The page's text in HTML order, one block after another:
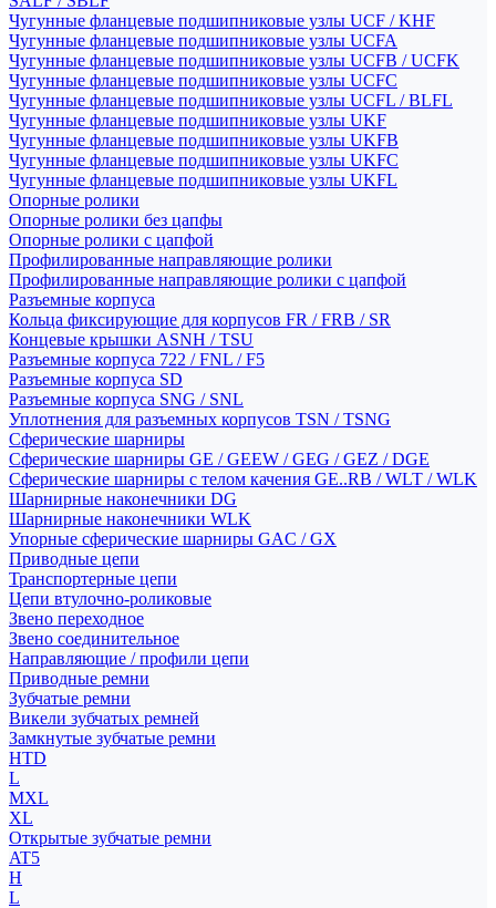
Чугунные фланцевые подшипниковые узлы UCF / KHF
Чугунные фланцевые подшипниковые узлы UCFA
Чугунные фланцевые подшипниковые узлы UCFB / UCFK
Чугунные фланцевые подшипниковые узлы UCFC
Чугунные фланцевые подшипниковые узлы UCFL / BLFL
Чугунные фланцевые подшипниковые узлы UKF
Чугунные фланцевые подшипниковые узлы UKFB
Чугунные фланцевые подшипниковые узлы UKFC
Чугунные фланцевые подшипниковые узлы UKFL
Опорные ролики
Опорные ролики без цапфы
Опорные ролики с цапфой
Профилированные направляющие ролики
Профилированные направляющие ролики с цапфой
Разъемные корпуса
Кольца фиксирующие для корпусов FR / FRB / SR
Концевые крышки ASNH / TSU
Разъемные корпуса 722 / FNL / F5
Разъемные корпуса SD
Разъемные корпуса SNG / SNL
Уплотнения для разъемных корпусов TSN / TSNG
Сферические шарниры
Сферические шарниры GE / GEEW / GEG / GEZ / DGE
Сферические шарниры с телом качения GE..RB / WLT / WLK
Шарнирные наконечники DG
Шарнирные наконечники WLK
Упорные сферические шарниры GAC / GX
Приводные цепи
Транспортерные цепи
Цепи втулочно-роликовые
Звено переходное
Звено соединительное
Направляющие / профили цепи
Приводные ремни
Зубчатые ремни
Викели зубчатых ремней
Замкнутые зубчатые ремни
HTD
L
MXL
XL
Открытые зубчатые ремни
AT5
H
L